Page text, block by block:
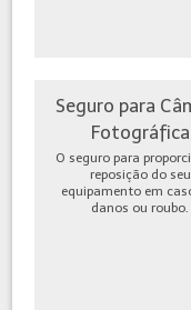
Seguro para
Fotográfica
O seguro para
reposição do seu
equipamento em
danos ou roubo.